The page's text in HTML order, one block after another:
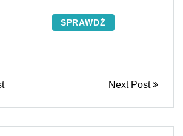
SPRAWDŹ
Next Post